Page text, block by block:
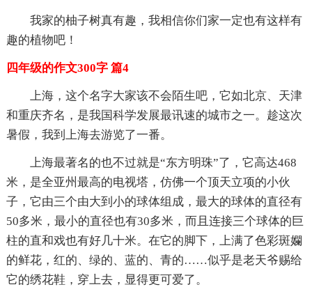
我家的柚子树真有趣，我相信你们家一定也有这样有
趣的植物吧！
四年级的作文300字 篇4
上海，这个名字大家该不会陌生吧，它如北京、天津
和重庆齐名，是我国科学发展最讯速的城市之一。趁这次
暑假，我到上海去游览了一番。
上海最著名的也不过就是“东方明珠”了，它高达468
米，是全亚州最高的电视塔，仿佛一个顶天立项的小伙
子，它由三个由大到小的球体组成，最大的球体的直径有
50多米，最小的直径也有30多米，而且连接三个球体的巨
柱的直和戏也有好几十米。在它的脚下，上满了色彩斑孄
的鲜花，红的、绿的、蓝的、青的……似乎是老天爷赐给
它的绣花鞋，穿上去，显得更可爱了。